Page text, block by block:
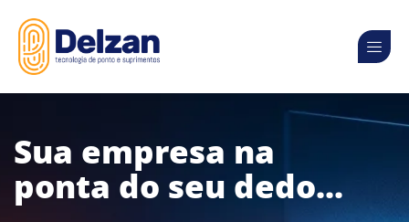
Sua empresa na
ponta do seu dedo...